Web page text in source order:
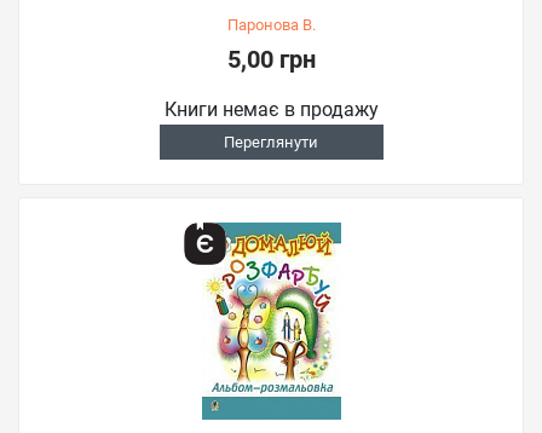
Паронова В.
5,00 грн
Книги немає в продажу
Переглянути